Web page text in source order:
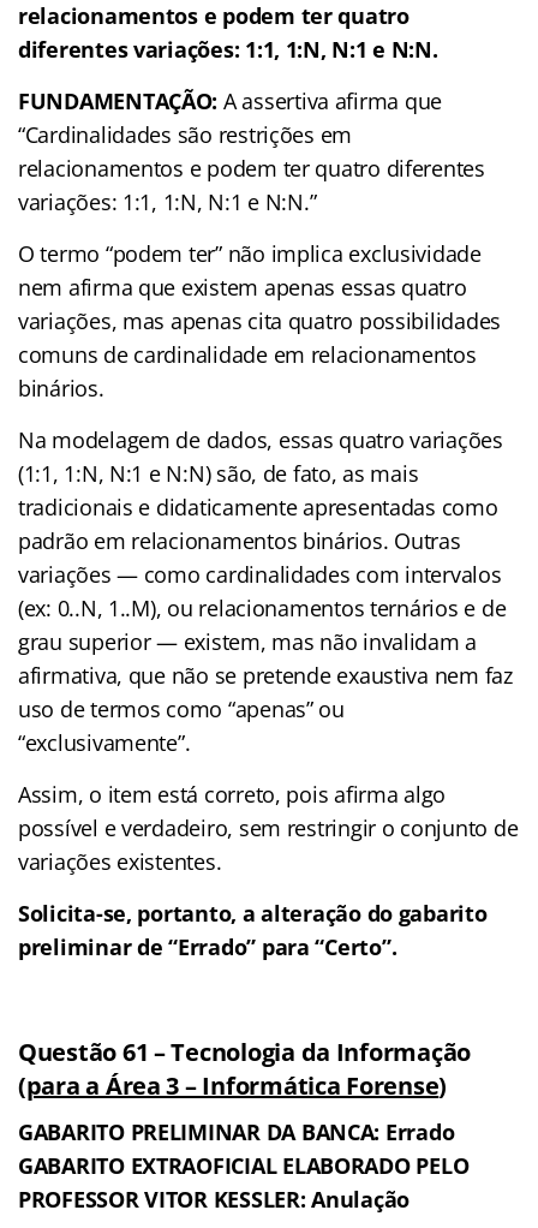
relacionamentos e podem ter quatro
diferentes variações: 1:1, 1:N, N:1 e N:N.
FUNDAMENTAÇÃO: A assertiva afirma que
“Cardinalidades são restrições em
relacionamentos e podem ter quatro diferentes
variações: 1:1, 1:N, N:1 e N:N.”
O termo “podem ter” não implica exclusividade
nem afirma que existem apenas essas quatro
variações, mas apenas cita quatro possibilidades
comuns de cardinalidade em relacionamentos
binários.
Na modelagem de dados, essas quatro variações
(1:1, 1:N, N:1 e N:N) são, de fato, as mais
tradicionais e didaticamente apresentadas como
padrão em relacionamentos binários. Outras
variações — como cardinalidades com intervalos
(ex: 0..N, 1..M), ou relacionamentos ternários e de
grau superior — existem, mas não invalidam a
afirmativa, que não se pretende exaustiva nem faz
uso de termos como “apenas” ou
“exclusivamente”.
Assim, o item está correto, pois afirma algo
possível e verdadeiro, sem restringir o conjunto de
variações existentes.
Solicita-se, portanto, a alteração do gabarito
preliminar de “Errado” para “Certo”.
Questão 61 – Tecnologia da Informação
(para a Área 3 – Informática Forense)
GABARITO PRELIMINAR DA BANCA: Errado
GABARITO EXTRAOFICIAL ELABORADO PELO
PROFESSOR VITOR KESSLER: Anulação